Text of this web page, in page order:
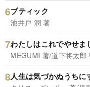
ブティック
池井戸 潤 著
わたしはこれでやせま
MEGUMI 著/道下将太郎
人生は気づかぬうちに